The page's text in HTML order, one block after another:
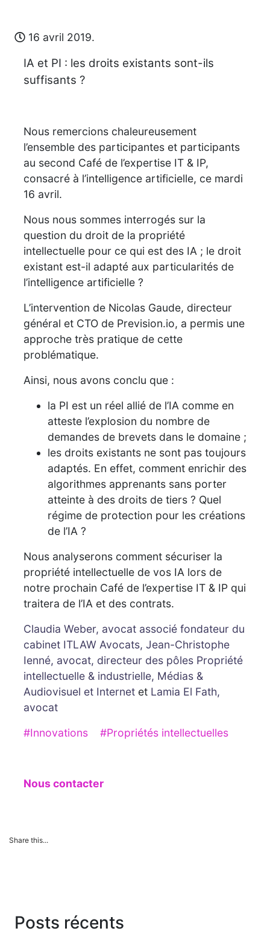
16 avril 2019.
IA et PI : les droits existants sont-ils
suffisants ?
Nous remercions chaleureusement
l’ensemble des participantes et participants
au second Café de l’expertise IT & IP,
consacré à l’intelligence artificielle, ce mardi
16 avril.
Nous nous sommes interrogés sur la
question du droit de la propriété
intellectuelle pour ce qui est des IA ; le droit
existant est-il adapté aux particularités de
l’intelligence artificielle ?
L’intervention de Nicolas Gaude, directeur
général et CTO de Prevision.io, a permis une
approche très pratique de cette
problématique.
Ainsi, nous avons conclu que :
la PI est un réel allié de l’IA comme en
atteste l’explosion du nombre de
demandes de brevets dans le domaine ;
les droits existants ne sont pas toujours
adaptés. En effet, comment enrichir des
algorithmes apprenants sans porter
atteinte à des droits de tiers ? Quel
régime de protection pour les créations
de l’IA ?
Nous analyserons comment sécuriser la
propriété intellectuelle de vos IA lors de
notre prochain Café de l’expertise IT & IP qui
traitera de l’IA et des contrats.
Claudia Weber, avocat associé fondateur du
cabinet ITLAW Avocats, Jean-Christophe
Ienné, avocat, directeur des pôles Propriété
intellectuelle & industrielle, Médias &
Audiovisuel et Internet et Lamia El Fath,
avocat
#Innovations
#Propriétés intellectuelles
Nous contacter
Share this...
Posts récents